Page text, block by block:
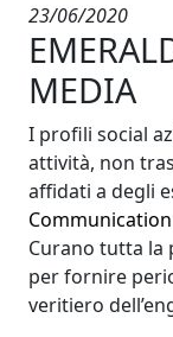
23/06/2020
MEDIA
I profili social
attività, non
affidati a degli
Communication
Curano tutta la
per fornire
veritiero